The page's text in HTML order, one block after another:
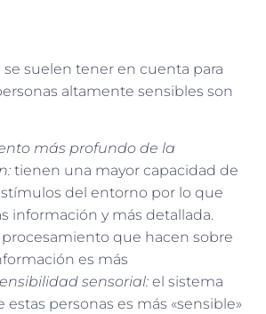
se suelen tener en cuenta para
altamente sensibles son
más profundo de la
tienen una mayor capacidad de
del entorno por lo que
información y más detallada.
procesamiento que hacen sobre
es más
sensorial: el sistema
estas personas es más «sensible»